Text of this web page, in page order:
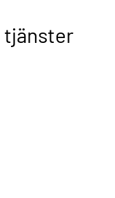
tjänster